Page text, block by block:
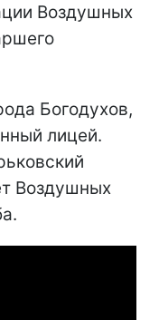
Воздушных
Богодухов,
лицей.
Воздушных